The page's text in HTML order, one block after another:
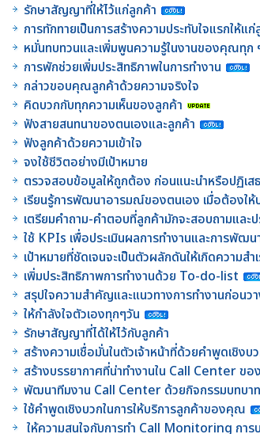
รักษาสัญญาที่ให้ไว้แก่ลูกค้า
การทักทายเป็นการสร้างความประทับใจแรกให้แ
หมั่นทบทวนและเพิ่มพูนความรู้ในงานของคุณทุก
การพักช่วยเพิ่มประสิทธิภาพในการทำงาน
กล่าวขอบคุณลูกค้าด้วยความจริงใจ
คิดบวกกับทุกความเห็นของลูกค้า
ฟังสายสนทนาของตนเองและลูกค้า
ฟังลูกค้าด้วยความเข้าใจ
จงใช้ชีวิตอย่างมีเป้าหมาย
ตรวจสอบข้อมูลให้ถูกต้อง ก่อนแนะนำหรือปฏิเส
เรียนรู้การพัฒนาอารมณ์ของตนเอง เมื่อต้องให้
เตรียมคำถาม-คำตอบที่ลูกค้ามักจะสอบถามและ
ใช้ KPIs เพื่อประเมินผลการทำงานและการพัฒน
เป้าหมายที่ชัดเจนจะเป็นตัวผลักดันให้เกิดความสำ
เพิ่มประสิทธิภาพการทำงานด้วย To-do-list
สรุปใจความสำคัญและแนวทางการทำงานก่อนว
ให้กำลังใจตัวเองทุกๆวัน
รักษาสัญญาที่ได้ให้ไว้กับลูกค้า
สร้างความเชื่อมั่นในตัวเจ้าหน้าที่ด้วยคำพูดเชิงบ
สร้างบรรยากาศที่น่าทำงานใน Call Center ข
พัฒนาทีมงาน Call Center ด้วยกิจกรรมบทบา
ใช้คำพูดเชิงบวกในการให้บริการลูกค้าของคุณ
ให้ความสนใจกับการทำ Call Monitoring การ